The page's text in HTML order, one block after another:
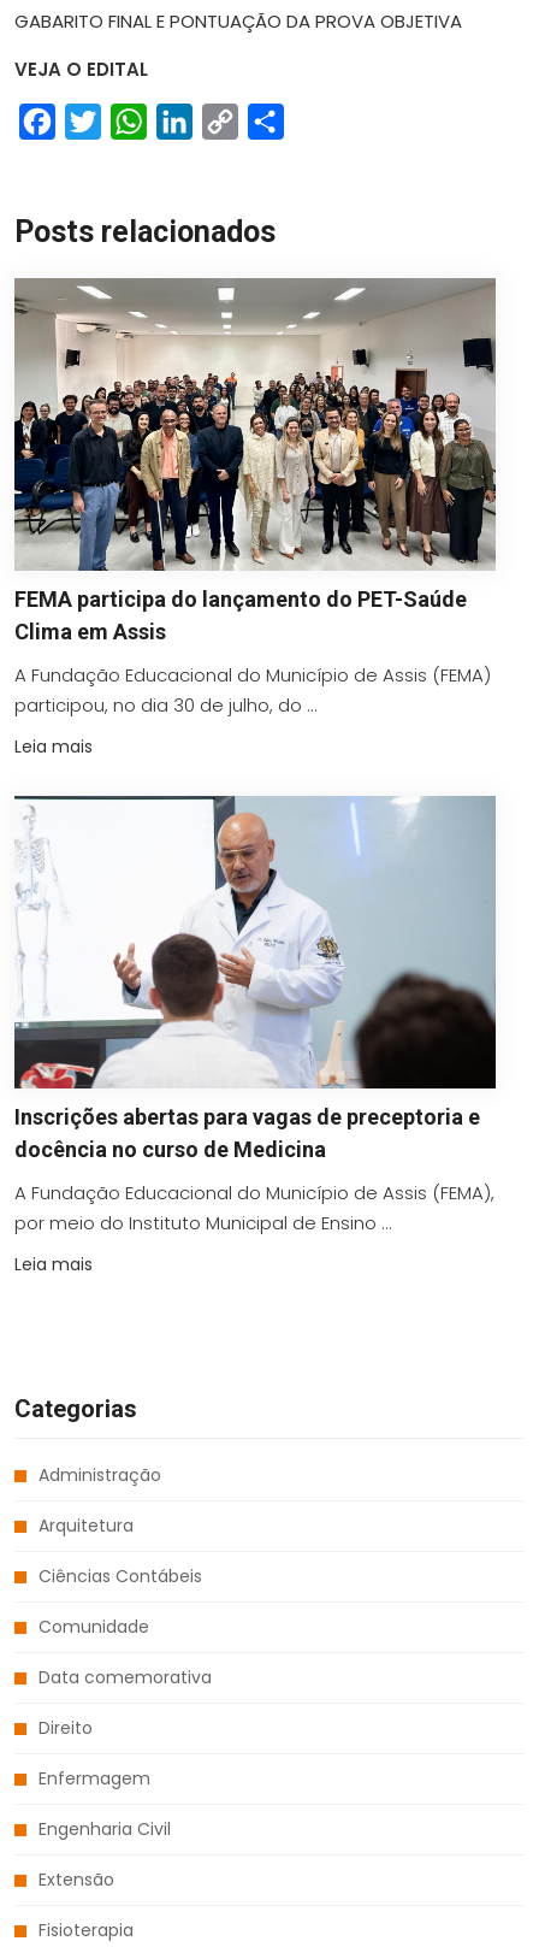
GABARITO FINAL EPONTUAÇÃO DA PROVA OBJETIVA
VEJA O EDITAL
FacebookTwitterWhatsAppLinkedIn
Copy
Posts relacionados
FEMA participa do lançamento do PET-Saúde
Clima em Assis
A Fundação Educacional do Município de Assis (FEMA)
participou, no dia 30 de julho, do ...
Leia mais
Inscrições abertas para vagas de preceptoria e
docência no curso de Medicina
A Fundação Educacional do Município de Assis (FEMA),
por meio do Instituto Municipal de Ensino ...
Leia mais
Categorias
Administração
Arquitetura
Ciências Contábeis
Comunidade
Data comemorativa
Direito
Enfermagem
Engenharia Civil
Extensão
Fisioterapia